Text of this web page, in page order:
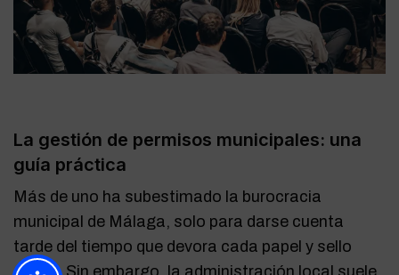
La gestión de permisos municipales: una
guía práctica
Más de uno ha subestimado la burocracia
municipal de Málaga, solo para darse cuenta
tarde del tiempo que devora cada papel y sello
oficial. Sin embargo, la administración local suele